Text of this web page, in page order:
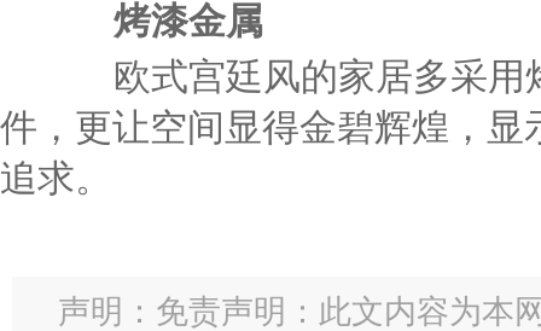
烤漆金属
欧式宫廷风的家居多采用
件，更让空间显得金碧辉煌，显
追求。
声明：免责声明：此文内容为本